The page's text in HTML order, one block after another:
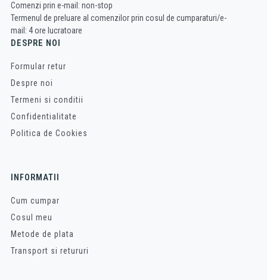
Comenzi prin e-mail: non-stop
Termenul de preluare al comenzilor prin cosul de cumparaturi/e-
mail: 4 ore lucratoare
DESPRE NOI
Formular retur
Despre noi
Termeni si conditii
Confidentialitate
Politica de Cookies
INFORMATII
Cum cumpar
Cosul meu
Metode de plata
Transport si retururi